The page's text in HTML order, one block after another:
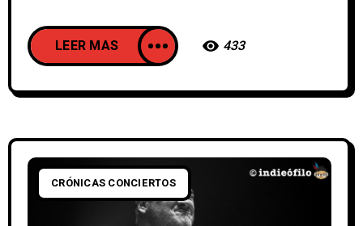
LEER MAS 433
CRÓNICAS CONCIERTOS